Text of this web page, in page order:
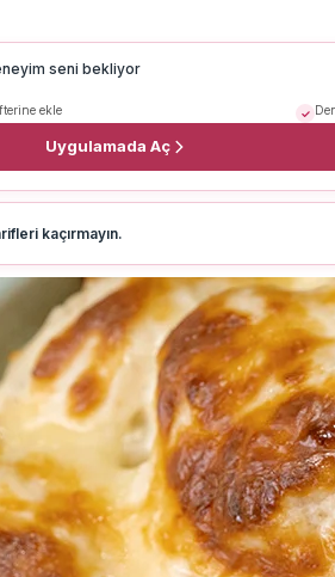
seni bekliyor
ekle
Uygulamada Aç
kaçırmayın.